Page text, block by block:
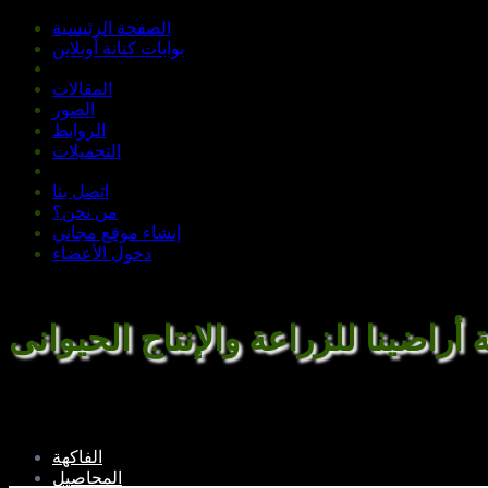
الصفحة الرئيسية
بوابات كنانة أونلاين
المقالات
الصور
الروابط
التحميلات
اتصل بنا
من نحن؟
إنشاء موقع مجاني
دخول الأعضاء
أراضينا للزراعة والإنتاج الحيوانى
الفاكهة
المحاصيل